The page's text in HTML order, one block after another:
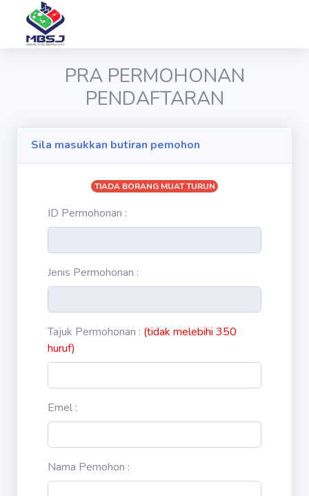
PRA PERMOHONAN
PENDAFTARAN
Sila masukkan butiran pemohon
TIADA BORANG MUAT TURUN
ID Permohonan :
Jenis Permohonan :
Tajuk Permohonan : (tidak melebihi 350
huruf)
Emel :
Nama Pemohon :